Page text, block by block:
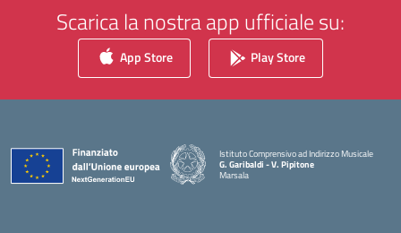
Scarica la nostra app ufficiale su:
App Store Play Store
Istituto Comprensivo ad Indirizzo Musicale
G. Garibaldi - V. Pipitone
Marsala